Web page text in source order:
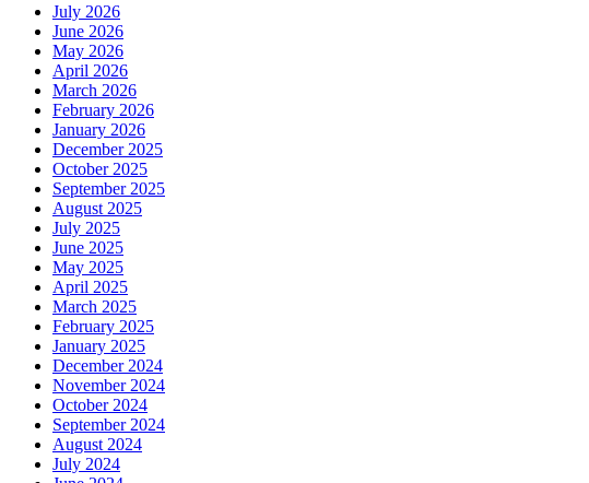
July 2026
June 2026
May 2026
April 2026
March 2026
February 2026
January 2026
December 2025
October 2025
September 2025
August 2025
July 2025
June 2025
May 2025
April 2025
March 2025
February 2025
January 2025
December 2024
November 2024
October 2024
September 2024
August 2024
July 2024